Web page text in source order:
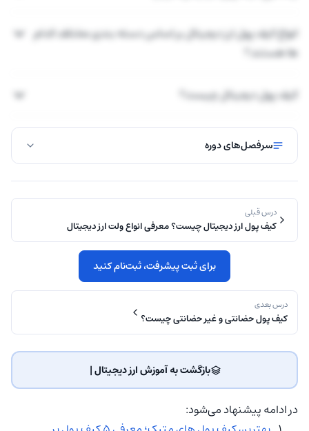
انواع کیف پول ارز دیجیتال بر اساس دسته بندی مختلف کدام
ها هستند؟
کیف پول دیجیتال چیست؟
سرفصل‌های دوره
درس قبلی
کیف پول ارز دیجیتال چیست؟ معرفی انواع ولت ارز دیجیتال
برای ثبت پیشرفت، ثبت‌نام کنید
درس بعدی
کیف پول حضانتی و غیر حضانتی چیست؟
بازگشت به آموزش ارز دیجیتال | ‌
در ادامه پیشنهاد می‌شود: